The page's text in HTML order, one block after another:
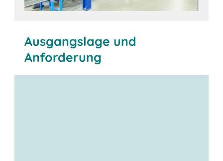
Ausgangslage und
Anforderung